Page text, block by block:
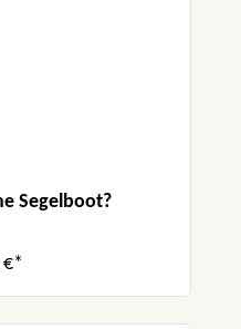
Segelboot?
€*